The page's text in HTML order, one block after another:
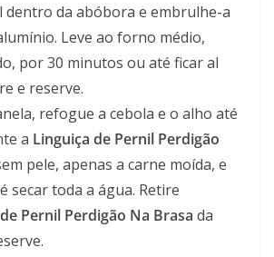
dentro da abóbora e embrulhe-a
Leve ao forno médio,
por 30 minutos ou até ficar al
e reserve.
refogue a cebola e o alho até
a Linguiça de Pernil Perdigão
pele, apenas a carne moída, e
secar toda a água. Retire
Pernil Perdigão Na Brasa da